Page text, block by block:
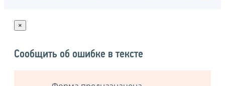
×
Сообщить об ошибке в тексте